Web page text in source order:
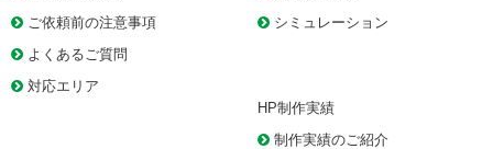
ご依頼前の注意事項
よくあるご質問
対応エリア
シミュレーション
HP制作実績
制作実績のご紹介